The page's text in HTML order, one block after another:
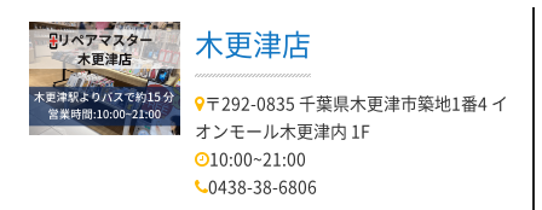
木更津店
〒292-0835 千葉県木更津市築地1番4 イ
オンモール木更津内 1F
10:00~21:00
0438-38-6806